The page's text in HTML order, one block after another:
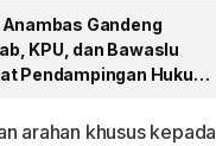
Anambas Gandeng
KPU, dan Bawaslu
Pendampingan Hukum
arahan khusus kepada